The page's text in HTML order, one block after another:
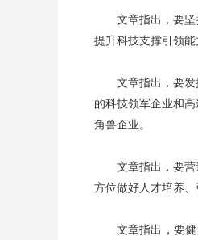
文章指出，要
提升科技支撑引领
文章指出，要
的科技领军企业和
角兽企业。
文章指出，要
方位做好人才培养
文章指出，要